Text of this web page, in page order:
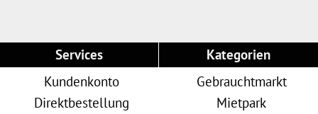
Services
Kundenkonto
Direktbestellung
Kategorien
Gebrauchtmarkt
Mietpark